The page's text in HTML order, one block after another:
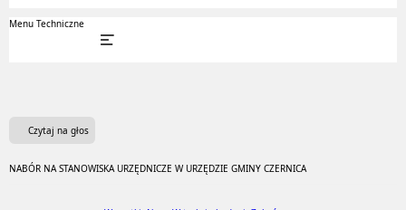
Menu Techniczne
Czytaj na głos
NABÓR NA STANOWISKA URZĘDNICZE W URZĘDZIE GMINY CZERNICA